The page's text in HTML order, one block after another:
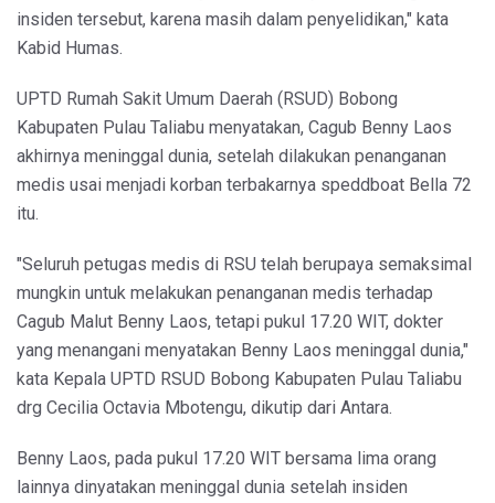
insiden tersebut, karena masih dalam penyelidikan," kata
Kabid Humas.
UPTD Rumah Sakit Umum Daerah (RSUD) Bobong
Kabupaten Pulau Taliabu menyatakan, Cagub Benny Laos
akhirnya meninggal dunia, setelah dilakukan penanganan
medis usai menjadi korban terbakarnya speddboat Bella 72
itu.
"Seluruh petugas medis di RSU telah berupaya semaksimal
mungkin untuk melakukan penanganan medis terhadap
Cagub Malut Benny Laos, tetapi pukul 17.20 WIT, dokter
yang menangani menyatakan Benny Laos meninggal dunia,"
kata Kepala UPTD RSUD Bobong Kabupaten Pulau Taliabu
drg Cecilia Octavia Mbotengu, dikutip dari Antara.
Benny Laos, pada pukul 17.20 WIT bersama lima orang
lainnya dinyatakan meninggal dunia setelah insiden